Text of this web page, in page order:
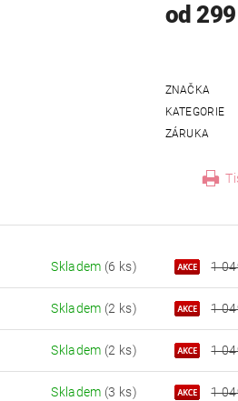
od
ZNAČKA
KATEGORIE
ZÁRUKA
Skladem (6 ks) 1
Skladem (2 ks) 1
Skladem (2 ks) 1
Skladem (3 ks) 1